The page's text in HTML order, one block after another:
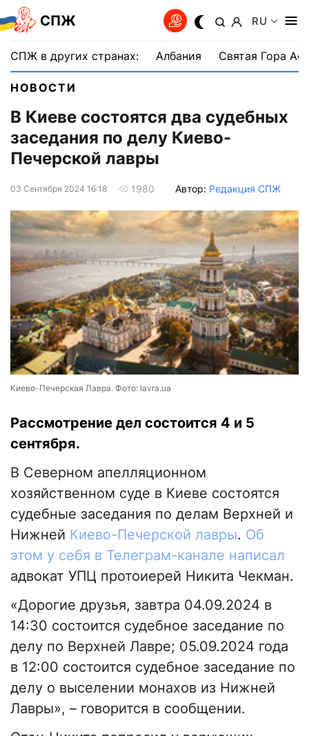
СПЖ RU
СПЖ в других странах: Албания Святая Гора
НОВОСТИ
В Киеве состоятся два судебных
заседания по делу Киево-
Печерской лавры
03 Сентября 2024 16:18 1980 Автор: Редакция СПЖ
Киево-Печерская Лавра. Фото: lavra.ua
Рассмотрение дел состоится 4 и 5
сентября.
В Северном апелляционном
хозяйственном суде в Киеве состоятся
судебные заседания по делам Верхней и
Нижней Киево-Печерской лавры. Об
этом у себя в Телеграм-канале написал
адвокат УПЦ протоиерей Никита Чекман.
«Дорогие друзья, завтра 04.09.2024 в
14:30 состоится судебное заседание по
делу по Верхней Лавре; 05.09.2024 года
в 12:00 состоится судебное заседание по
делу о выселении монахов из Нижней
Лавры», – говорится в сообщении.